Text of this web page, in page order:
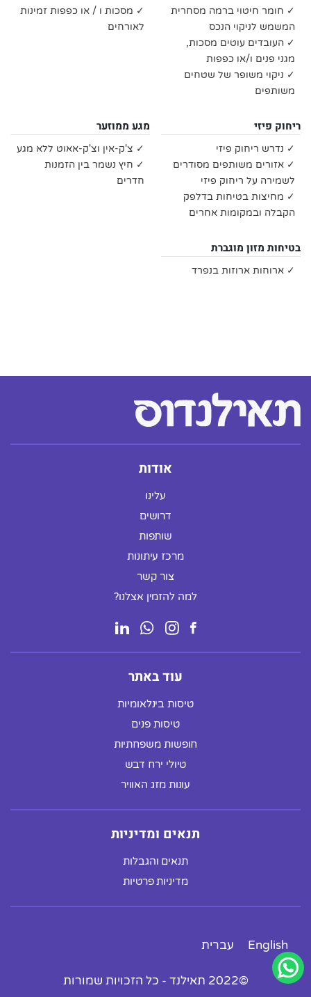
✓ חומר חיטוי ברמה מסחרית
המשמש לניקוי הנכס
✓ העובדים עוטים מסכות,
מגני פנים ו/או כפפות
✓ ניקוי משופר של שטחים
משותפים
✓ מסכות ו / או כפפות זמינות
לאורחים
ריחוק פיזי
✓ נדרש ריחוק פיזי
✓ אזורים משותפים מסודרים
לשמירה על ריחוק פיזי
✓ מחיצות בטיחות בדלפק
הקבלה ובמקומות אחרים
מגע ממוזער
✓ צ'ק-אין וצ'ק-אאוט ללא מגע
✓ חיץ נשמר בין הזמנות
חדרים
בטיחות מזון מוגברת
✓ ארוחות ארוזות בנפרד
אודות
עלינו
דרושים
שותפות
מרכז עיתונות
צור קשר
למה להזמין אצלנו?
עוד באתר
טיסות בינלאומיות
טיסות פנים
חופשות משפחתיות
טיולי ירח דבש
עונות מזג האוויר
תנאים ומדיניות
תנאים והגבלות
מדיניות פרטיות
English עברית
©2022 תאילנד - כל הזכויות שמורות